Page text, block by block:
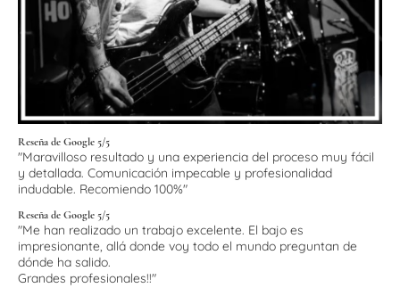
Reseña de Google 5/5
"Maravilloso resultado y una experiencia del proceso muy fácil
y detallada. Comunicación impecable y profesionalidad
indudable. Recomiendo 100%"
Reseña de Google 5/5
"Me han realizado un trabajo excelente. El bajo es
impresionante, allá donde voy todo el mundo preguntan de
dónde ha salido.
Grandes profesionales!!"